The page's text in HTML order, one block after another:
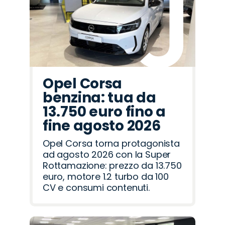
Romeo
Rover
Opel Corsa
benzina: tua da
13.750 euro fino a
fine agosto 2026
Opel Corsa torna protagonista
ad agosto 2026 con la Super
Rottamazione: prezzo da 13.750
euro, motore 1.2 turbo da 100
CV e consumi contenuti.